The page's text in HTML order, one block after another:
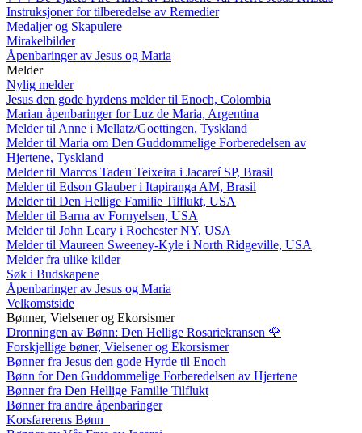
Instruksjoner for tilberedelse av Remedier
Medaljer og Skapulere
Mirakelbilder
Åpenbaringer av Jesus og Maria
Melder
Nylig melder
Jesus den gode hyrdens melder til Enoch, Colombia
Marian åpenbaringer for Luz de Maria, Argentina
Melder til Anne i Mellatz/Goettingen, Tyskland
Melder til Maria om Den Guddommelige Forberedelsen av
Hjertene, Tyskland
Melder til Marcos Tadeu Teixeira i Jacareí SP, Brasil
Melder til Edson Glauber i Itapiranga AM, Brasil
Melder til Den Hellige Familie Tilflukt, USA
Melder til Barna av Fornyelsen, USA
Melder til John Leary i Rochester NY, USA
Melder til Maureen Sweeney-Kyle i North Ridgeville, USA
Melder fra ulike kilder
Søk i Budskapene
Åpenbaringer av Jesus og Maria
Velkomstside
Bønner, Vielsener og Ekorsismer
Dronningen av Bønn: Den Hellige Rosariekransen 🌹
Forskjellige bøner, Vielsener og Ekorsismer
Bønner fra Jesus den gode Hyrde til Enoch
Bønn for Den Guddommelige Forberedelsen av Hjertene
Bønner fra Den Hellige Familie Tilflukt
Bønner fra andre åpenbaringer
Korsfarerens Bønn